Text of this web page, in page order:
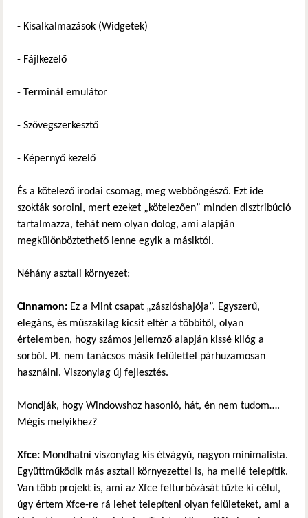
- Kisalkalmazások (Widgetek)
- Fájlkezelő
- Terminál emulátor
- Szövegszerkesztő
- Képernyő kezelő
És a kötelező irodai csomag, meg webböngésző. Ezt ide
szokták sorolni, mert ezeket „kötelezően” minden disztribúció
tartalmazza, tehát nem olyan dolog, ami alapján
megkülönböztethető lenne egyik a másiktól.
Néhány asztali környezet:
Cinnamon: Ez a Mint csapat „zászlóshajója”. Egyszerű,
elegáns, és műszakilag kicsit eltér a többitől, olyan
értelemben, hogy számos jellemző alapján kissé kilóg a
sorból. Pl. nem tanácsos másik felülettel párhuzamosan
használni. Viszonylag új fejlesztés.
Mondják, hogy Windowshoz hasonló, hát, én nem tudom….
Mégis melyikhez?
Xfce: Mondhatni viszonylag kis étvágyú, nagyon minimalista.
Együttműködik más asztali környezettel is, ha mellé telepítik.
Van több projekt is, ami az Xfce felturbózását tűzte ki célul,
úgy értem Xfce-re rá lehet telepíteni olyan felületeket, ami a